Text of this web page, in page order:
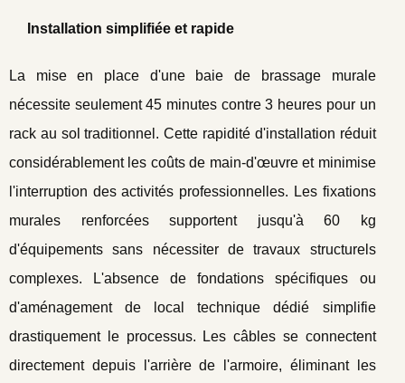
Installation simplifiée et rapide
La mise en place d'une baie de brassage murale
nécessite seulement 45 minutes contre 3 heures pour un
rack au sol traditionnel. Cette rapidité d'installation réduit
considérablement les coûts de main-d'œuvre et minimise
l'interruption des activités professionnelles. Les fixations
murales renforcées supportent jusqu'à 60 kg
d'équipements sans nécessiter de travaux structurels
complexes. L'absence de fondations spécifiques ou
d'aménagement de local technique dédié simplifie
drastiquement le processus. Les câbles se connectent
directement depuis l'arrière de l'armoire, éliminant les